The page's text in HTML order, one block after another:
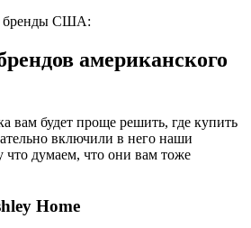
бренды США:
американского
вам будет проще решить, где купить
включили в него наши
думаем, что они вам тоже
Home